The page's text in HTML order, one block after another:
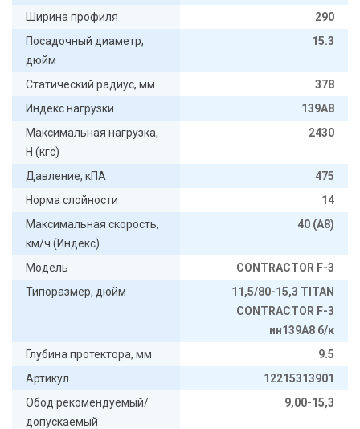
Ширина профиля
290
Посадочный диаметр,
дюйм
15.3
Статический радиус, мм
378
Индекс нагрузки
139А8
Максимальная нагрузка,
Н (кгс)
2430
Давление, кПА
475
Норма слойности
14
Максимальная скорость,
км/ч (Индекс)
40 (А8)
Модель
CONTRACTOR F-3
Типоразмер, дюйм
11,5/80-15,3 TITAN
CONTRACTOR F-3
ин139А8 б/к
Глубина протектора, мм
9.5
Артикул
12215313901
Обод рекомендуемый/
допускаемый
9,00-15,3